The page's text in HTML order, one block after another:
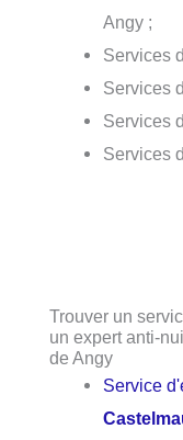
Angy ;
Services
Services
Services
Services
Trouver un
un expert anti-
de Angy
Service